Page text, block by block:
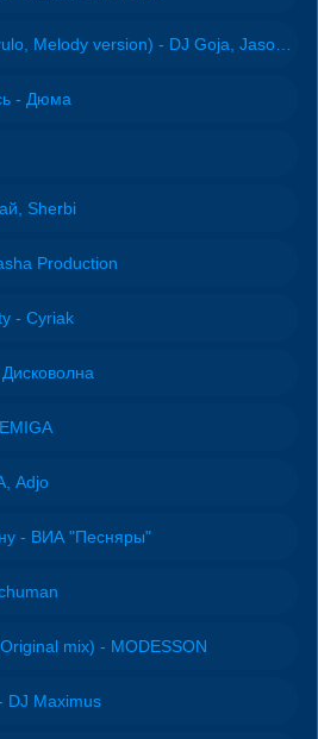
- Дюма
Sherbi
Production
- Cyriak
Adjo
- ВИА "Песняры"
mix) - MODESSON
DJ Maximus